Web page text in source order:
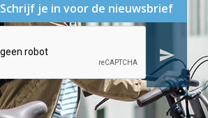
Schrijf je in voor de nieuwsbrief
send